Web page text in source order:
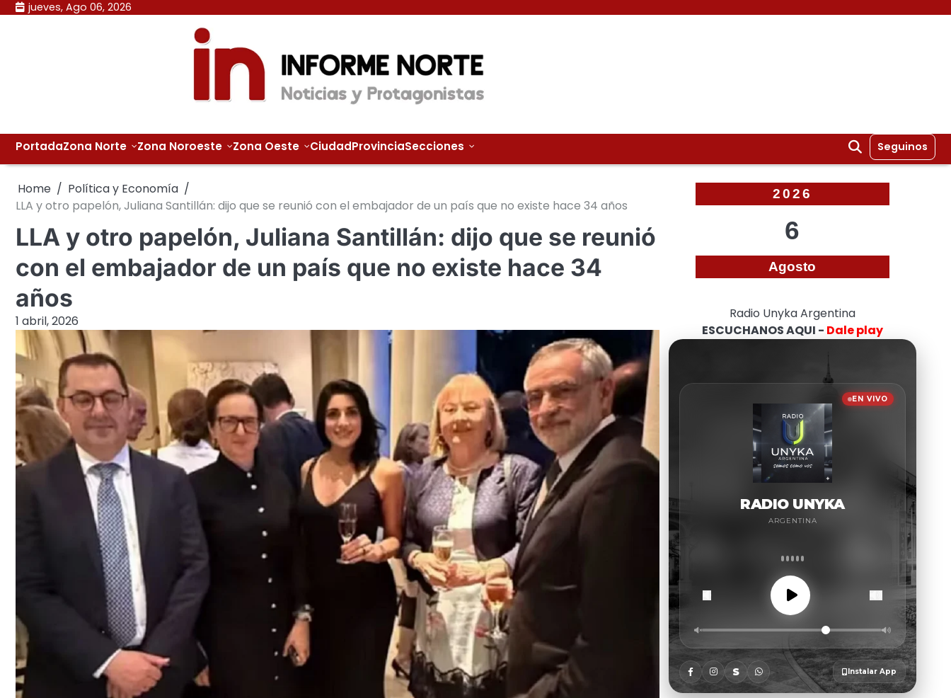
Skip jueves, Ago 06, 2026
PortadaZona Norte Zona Noroeste Zona Oeste CiudadProvinciaSecciones Seguinos
Home
Política y Economía
LLA y otro papelón, Juliana Santillán: dijo que se reunió con el embajador de un país que no existe hace 34 años
LLA y otro papelón, Juliana Santillán: dijo que se reunió
con el embajador de un país que no existe hace 34
años
1 abril, 2026
2026
6
Agosto
Radio Unyka Argentina
ESCUCHANOS AQUI - Dale play